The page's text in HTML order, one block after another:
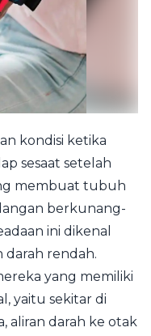
kondisi ketika
sesaat setelah
membuat tubuh
berkunang-
ini dikenal
darah rendah.
yang memiliki
yaitu sekitar di
aliran darah ke otak